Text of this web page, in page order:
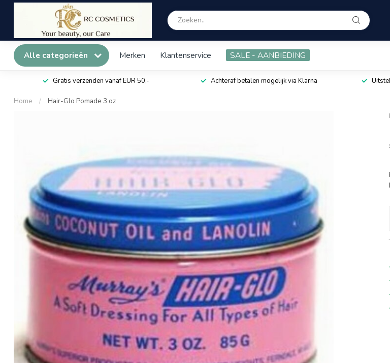
Alle categorieën Merken Klantenservice SALE - AANBIEDING
Gratis verzenden vanaf EUR 50,- Achteraf betalen mogelijk via Klarna
Home / Hair-Glo Pomade 3 oz